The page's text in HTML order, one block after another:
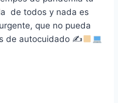
de todos y nada es
que no pueda
de autocuidado ✍